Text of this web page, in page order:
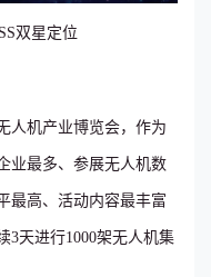
双星定位
人机产业博览会，作为
业最多、参展无人机数
最高、活动内容最丰富
3天进行1000架无人机集